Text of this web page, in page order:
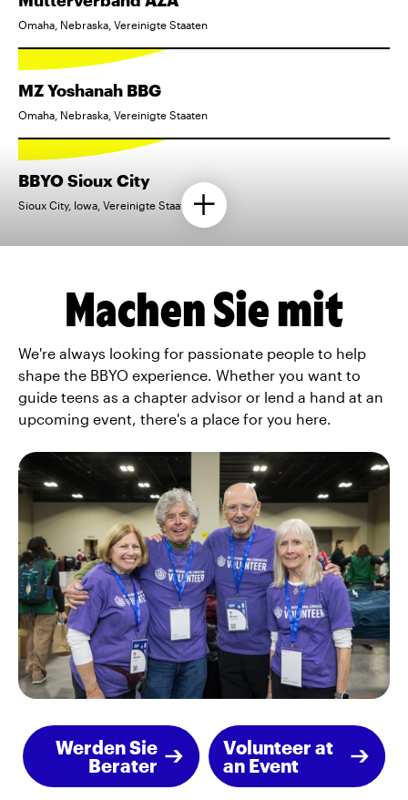
Omaha, Nebraska, Vereinigte Staaten
MZ Yoshanah BBG
Omaha, Nebraska, Vereinigte Staaten
BBYO Sioux City
Sioux City, Iowa, Vereinigte Staaten
Machen Sie mit
We're always looking for passionate people to help
shape the BBYO experience. Whether you want to
guide teens as a chapter advisor or lend a hand at an
upcoming event, there's a place for you here.
Werden Sie
Berater
Volunteer at
an Event